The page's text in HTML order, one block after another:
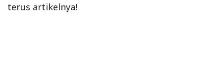
terus artikelnya!